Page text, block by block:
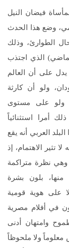
فيضان النيل
وضع هذا الحدث
الطوارئ، وذلك
أغسطس/ آب الماضي) الذي اجتذب
يدل على أن العالم
ولو أن كارثة
ولو على مستوى
أمرا استثنائياً
العربي أنه يقع
تثير الاهتمام، إذ
وهي نظرة متراكمة
بلون بشرة
على هوية قومية
في أفلام مصرية
وامتهان أدنى
ولا ملحوظاً